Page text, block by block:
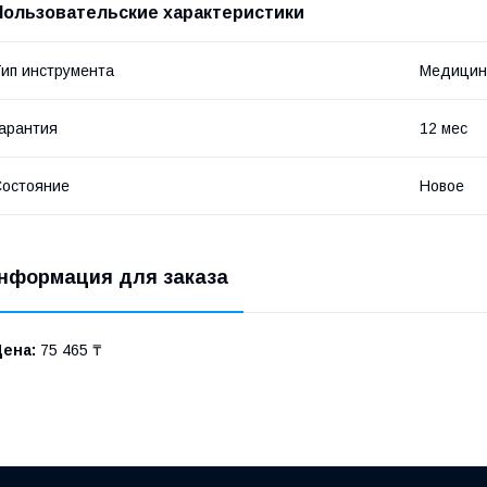
характеристики
инструмента
12 мес
Новое
для заказа
75 465 ₸